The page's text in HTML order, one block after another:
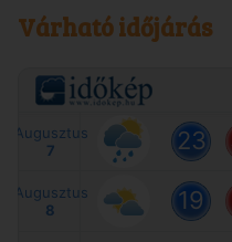
Várható időjárás